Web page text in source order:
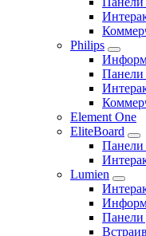
Philips
Панели
Element One
EliteBoard
Панели
Lumien
Панели